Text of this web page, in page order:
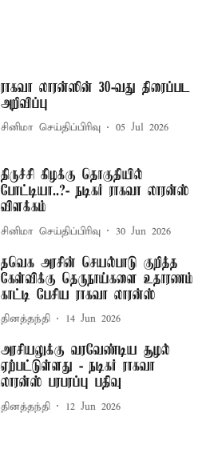
ராகவா லாரன்ஸின் 30-வது திரைப்பட
அறிவிப்பு
சினிமா செய்திப்பிரிவு 05 Jul 2026
திருச்சி கிழக்கு தொகுதியில்
போட்டியா..?- நடிகர் ராகவா லாரன்ஸ்
விளக்கம்
சினிமா செய்திப்பிரிவு 30 Jun 2026
தவெக அரசின் செயல்பாடு குறித்த
கேள்விக்கு தெருநாய்களை உதாரணம்
காட்டி பேசிய ராகவா லாரன்ஸ்
தினத்தந்தி 14 Jun 2026
அரசியலுக்கு வரவேண்டிய சூழல்
ஏற்பட்டுள்ளது - நடிகர் ராகவா
லாரன்ஸ் பரபரப்பு பதிவு
தினத்தந்தி 12 Jun 2026